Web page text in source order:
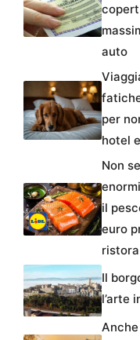
auto
per
hotel
Non
il
euro
Il
l’arte